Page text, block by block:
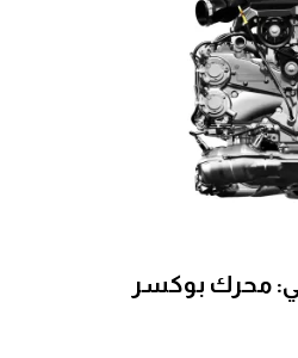
محرك بوكسر